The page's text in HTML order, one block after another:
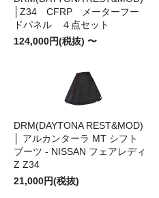
│Z34 CFRP メーターフー
ドパネル ４点セット
124,000円(税抜) 〜
DRM(DAYTONA REST&MOD)
│ アルカンターラ MT シフト
ブーツ - NISSAN フェアレディ
Z Z34
21,000円(税抜)